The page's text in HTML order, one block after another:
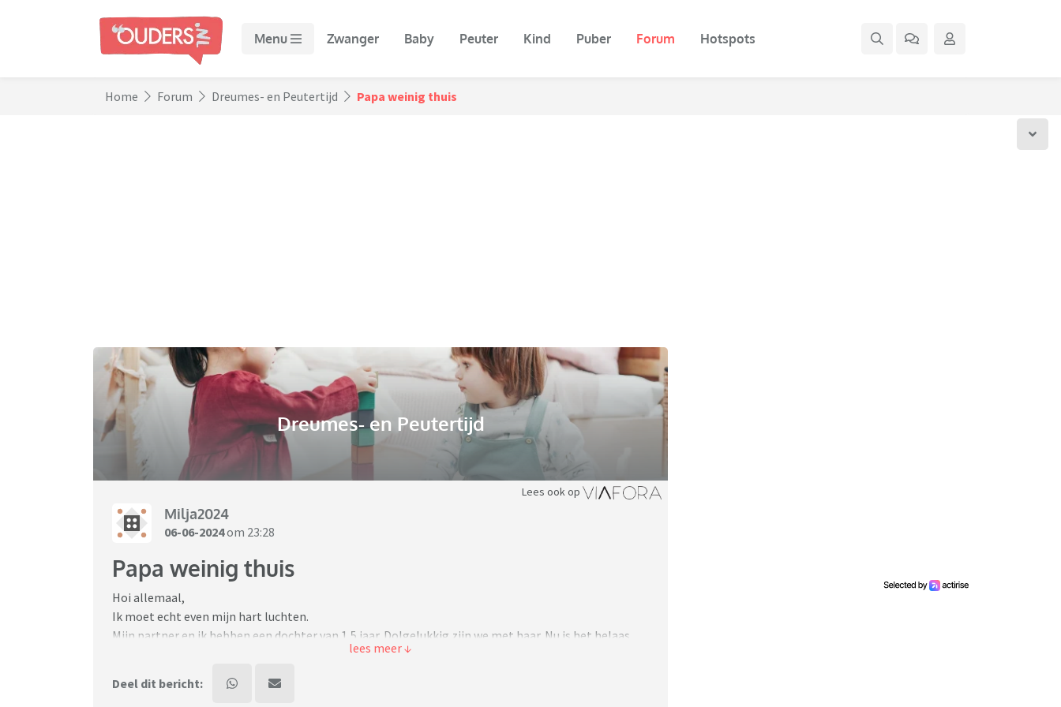
Menu Zwanger Baby Peuter Kind Puber Forum Hotspots
Home Forum Dreumes- en Peutertijd Papa weinig thuis
Dreumes- en Peutertijd
Lees ook op
Milja2024
06-06-2024om 23:28
Papa weinig thuis
Hoi allemaal,
Ik moet echt even mijn hart luchten.
Mijn partner en ik hebben een dochter van 1,5 jaar. Dolgelukkig zijn we met haar. Nu is het helaas
wel zo dat het de laatste maanden wat minder soepel loopt tussen mijn partner en mij. Hij heeft
Hierdoor komt eigenlijk de volledige zorg van onze dochter op mij terecht. Ik geniet enorm van
Deel dit bericht: